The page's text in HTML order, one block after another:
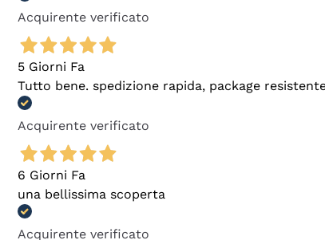
Acquirente verificato
5 Giorni Fa
Tutto bene. spedizione rapida, package
Acquirente verificato
6 Giorni Fa
una bellissima scoperta
Acquirente verificato